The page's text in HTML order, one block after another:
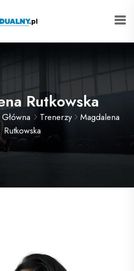
Rutkowska
Trenerzy
Magdalena
Rutkowska